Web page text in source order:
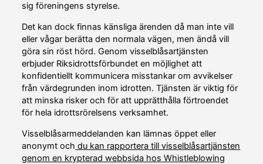
sig föreningens styrelse.
Det kan dock finnas känsliga ärenden då man inte vill
eller vågar berätta den normala vägen, men ändå vill
göra sin röst hörd. Genom visselblåsartjänsten
erbjuder Riksidrottsförbundet en möjlighet att
konfidentiellt kommunicera misstankar om avvikelser
från värdegrunden inom idrotten. Tjänsten är viktig för
att minska risker och för att upprätthålla förtroendet
för hela idrottsrörelsens verksamhet.
Visselblåsarmeddelanden kan lämnas öppet eller
anonymt och du kan rapportera till visselblåsartjänsten
genom en krypterad webbsida hos Whistleblowing